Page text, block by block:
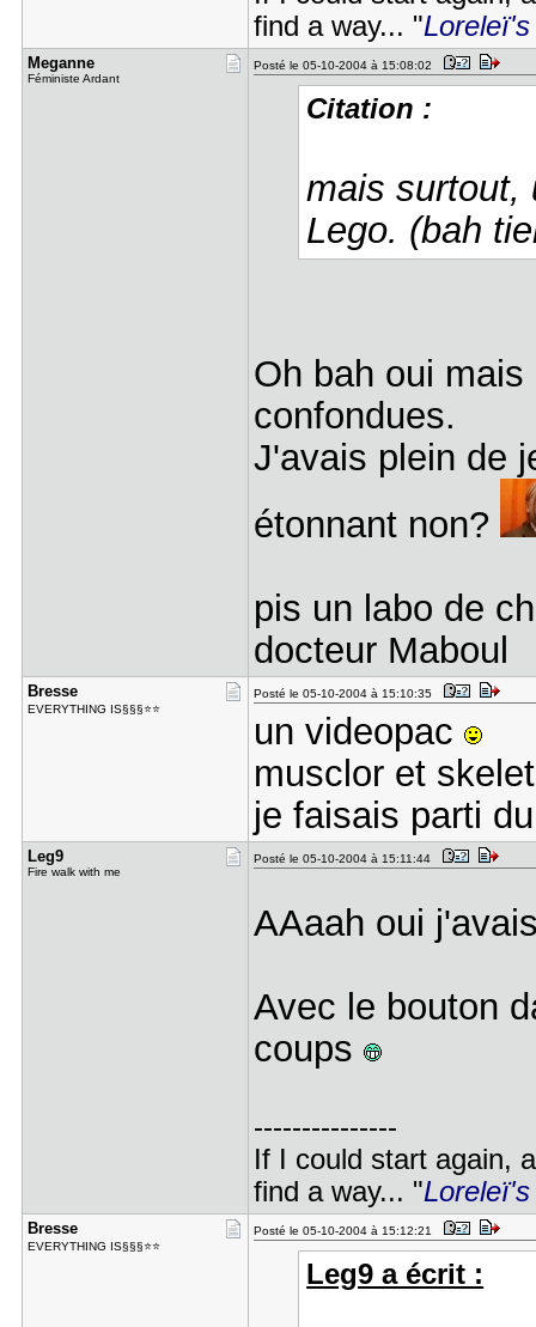
find a way... "
Meganne
Féministe Ardant
Posté le 05-10-2004 à 15:08:02
Citation :
mais surtout,
Lego. (bah
Oh bah oui
confondues.
J'avais plein de
étonnant non?
pis un labo de
docteur Maboul
Bresse
EVERYTHING IS§§§⭐⭐
Posté le 05-10-2004 à 15:10:35
un videopac
musclor et
je faisais parti
Leg9
Fire walk with me
Posté le 05-10-2004 à 15:11:44
AAaah oui
Avec le bouton
coups
---------------
If I could start again,
find a way... "
Bresse
EVERYTHING IS§§§⭐⭐
Posté le 05-10-2004 à 15:12:21
Leg9 a écrit :